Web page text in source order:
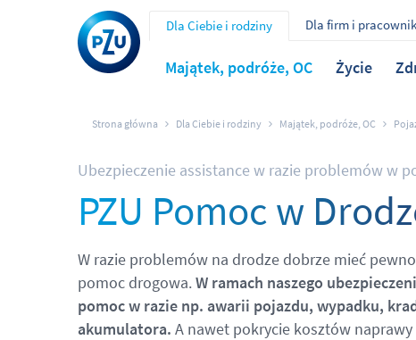
Dla Ciebie i rodziny Dla firm i
Majątek, podróże, OC Życie
Strona główna Dla Ciebie i rodziny Majątek, podróże, OC
Ubezpieczenie assistance w razie problemów w
PZU Pomoc w
W razie problemów na drodze dobrze mieć
pomoc drogowa.W ramach naszego
pomoc w razie np. awarii pojazdu, wypadku,
akumulatora. A nawet pokrycie kosztów